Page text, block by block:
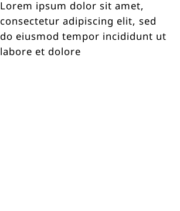
Lorem ipsum dolor sit amet,
consectetur adipiscing elit, sed
do eiusmod tempor incididunt ut
labore et dolore